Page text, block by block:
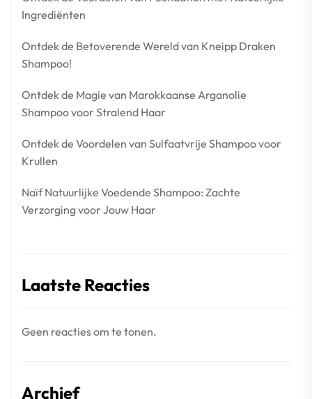
Ingrediënten
Ontdek de Betoverende Wereld van Kneipp Draken
Shampoo!
Ontdek de Magie van Marokkaanse Arganolie
Shampoo voor Stralend Haar
Ontdek de Voordelen van Sulfaatvrije Shampoo voor
Krullen
Naïf Natuurlijke Voedende Shampoo: Zachte
Verzorging voor Jouw Haar
Laatste Reacties
Geen reacties om te tonen.
Archief